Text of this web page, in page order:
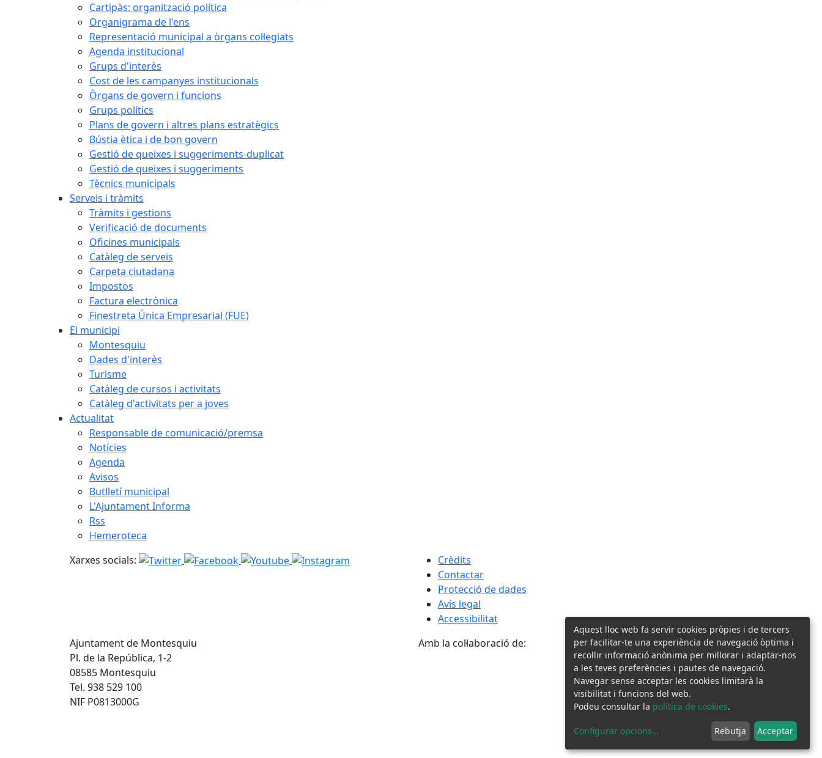
Cartipàs: organització política
Organigrama de l'ens
Representació municipal a òrgans col·legiats
Agenda institucional
Grups d'interès
Cost de les campanyes institucionals
Òrgans de govern i funcions
Grups polítics
Plans de govern i altres plans estratègics
Bústia ètica i de bon govern
Gestió de queixes i suggeriments-duplicat
Gestió de queixes i suggeriments
Tècnics municipals
Serveis i tràmits
Tràmits i gestions
Verificació de documents
Oficines municipals
Catàleg de serveis
Carpeta ciutadana
Impostos
Factura electrònica
Finestreta Única Empresarial (FUE)
El municipi
Montesquiu
Dades d'interès
Turisme
Catàleg de cursos i activitats
Catàleg d'activitats per a joves
Actualitat
Responsable de comunicació/premsa
Notícies
Agenda
Avisos
Butlletí municipal
L'Ajuntament Informa
Rss
Hemeroteca
Xarxes socials:
Crèdits
Contactar
Protecció de dades
Avís legal
Accessibilitat
Ajuntament de Montesquiu
Pl. de la República, 1-2
08585 Montesquiu
Tel. 938 529 100
NIF P0813000G
Amb la col·laboració de:
Aquest lloc web fa servir cookies pròpies i de tercers
per facilitar-te una experiència de navegació òptima i
recollir informació anònima per millorar i adaptar-nos
a les teves preferències i pautes de navegació.
Navegar sense acceptar les cookies limitarà la
visibilitat i funcions del web.
Podeu consultar la política de cookies.
Configurar opcions... Rebutja Acceptar